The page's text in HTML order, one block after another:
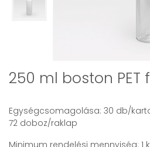
250 ml boston PET
Egységcsomagolása: 30 db/
72 doboz/raklap